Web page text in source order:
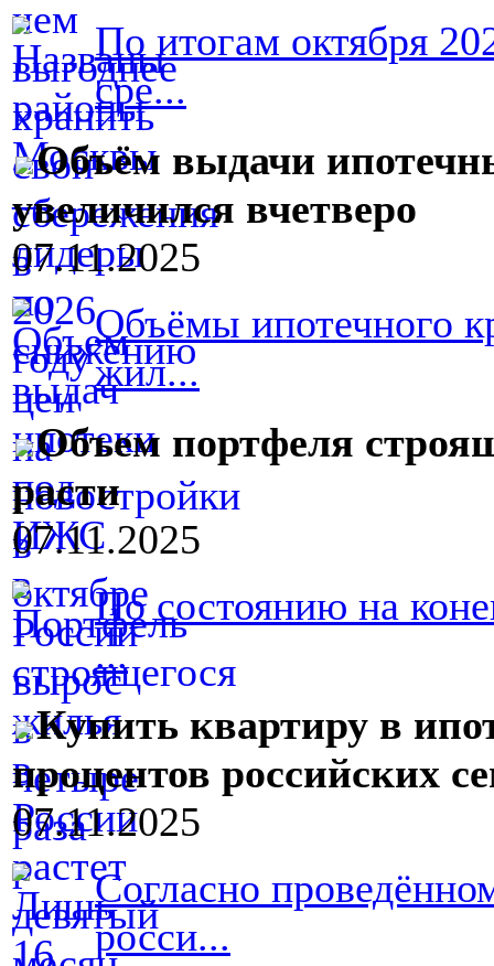
По итогам октября
сре...
Объём выдачи
увеличился вчетверо
07.11.2025
Объёмы ипотечного
жил...
Объем портфеля
расти
07.11.2025
По состоянию на
...
Купить квартиру в
процентов российских
07.11.2025
Согласно
росси...